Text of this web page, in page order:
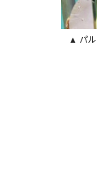
▲ パル